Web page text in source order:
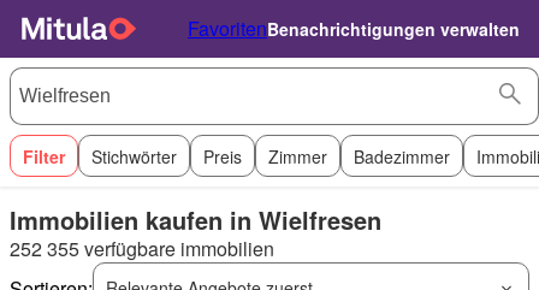
FavoritenBenachrichtigungen verwalten
Filter Stichwörter Preis Zimmer Badezimmer
Immobilien kaufen in Wielfresen
252 355 verfügbare immobilien